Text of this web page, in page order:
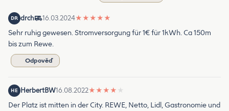
DR drch 16.03.2024★ ★ ★ ★ ★
Sehr ruhig gewesen. Stromversorgung für 1€ für 1kWh. Ca 150m
bis zum Rewe.
Odpověď
HE HerbertBW16.08.2022★ ★ ★ ★ ★
Der Platz ist mitten in der City. REWE, Netto, Lidl, Gastronomie und